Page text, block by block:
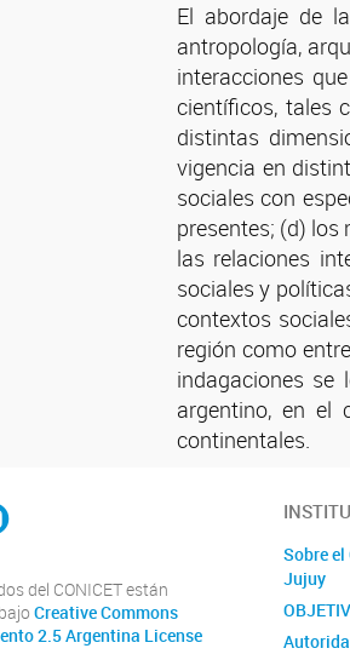
El abordaje de
antropología,
interacciones
científicos, tales
distintas
vigencia en
sociales con
presentes; (d)
las relaciones
sociales y
contextos
región como
indagaciones se
argentino, en el
continentales.
Salta Jujuy
del CONICET están
Creative Commons
2.5 Argentina License
Sobre el
Jujuy